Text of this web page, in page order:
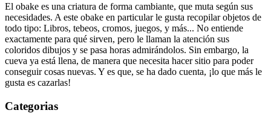
El obake es una criatura de forma cambiante, que muta según sus
necesidades. A este obake en particular le gusta recopilar objetos de
todo tipo: Libros, tebeos, cromos, juegos, y más... No entiende
exactamente para qué sirven, pero le llaman la atención sus
coloridos dibujos y se pasa horas admirándolos. Sin embargo, la
cueva ya está llena, de manera que necesita hacer sitio para poder
conseguir cosas nuevas. Y es que, se ha dado cuenta, ¡lo que más le
gusta es cazarlas!
Categorias